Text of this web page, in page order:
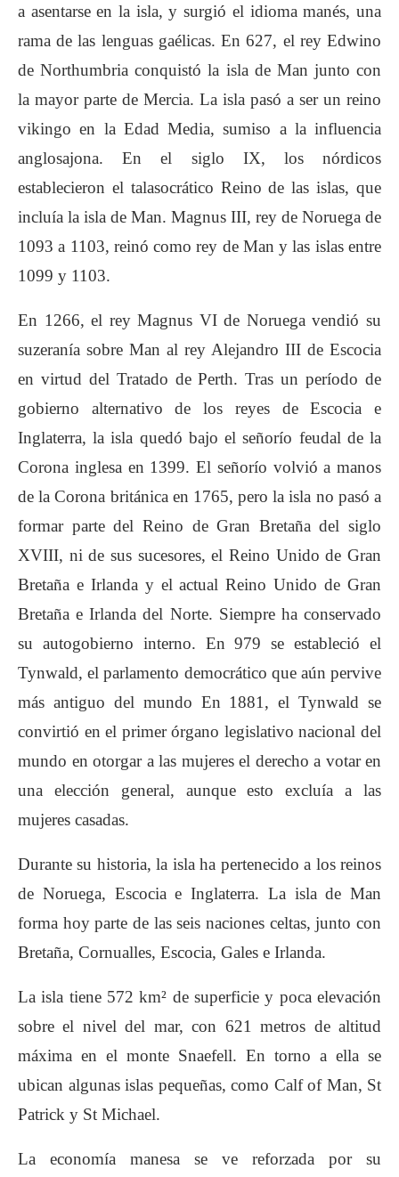
a asentarse en la isla, y surgió el idioma manés, una
rama de las lenguas gaélicas. En 627, el rey Edwino
de Northumbria conquistó la isla de Man junto con
la mayor parte de Mercia. La isla pasó a ser un reino
vikingo en la Edad Media, sumiso a la influencia
anglosajona. En el siglo IX, los nórdicos
establecieron el talasocrático Reino de las islas, que
incluía la isla de Man. Magnus III, rey de Noruega de
1093 a 1103, reinó como rey de Man y las islas entre
1099 y 1103.
En 1266, el rey Magnus VI de Noruega vendió su
suzeranía sobre Man al rey Alejandro III de Escocia
en virtud del Tratado de Perth. Tras un período de
gobierno alternativo de los reyes de Escocia e
Inglaterra, la isla quedó bajo el señorío feudal de la
Corona inglesa en 1399. El señorío volvió a manos
de la Corona británica en 1765, pero la isla no pasó a
formar parte del Reino de Gran Bretaña del siglo
XVIII, ni de sus sucesores, el Reino Unido de Gran
Bretaña e Irlanda y el actual Reino Unido de Gran
Bretaña e Irlanda del Norte. Siempre ha conservado
su autogobierno interno. En 979 se estableció el
Tynwald, el parlamento democrático que aún pervive
más antiguo del mundo En 1881, el Tynwald se
convirtió en el primer órgano legislativo nacional del
mundo en otorgar a las mujeres el derecho a votar en
una elección general, aunque esto excluía a las
mujeres casadas.
Durante su historia, la isla ha pertenecido a los reinos
de Noruega, Escocia e Inglaterra. La isla de Man
forma hoy parte de las seis naciones celtas, junto con
Bretaña, Cornualles, Escocia, Gales e Irlanda.
La isla tiene 572 km² de superficie y poca elevación
sobre el nivel del mar, con 621 metros de altitud
máxima en el monte Snaefell. En torno a ella se
ubican algunas islas pequeñas, como Calf of Man, St
Patrick y St Michael.
La economía manesa se ve reforzada por su